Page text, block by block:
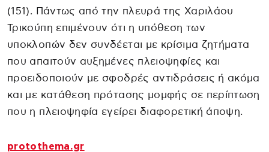
(151). Πάντως από την πλευρά της Χαριλάου
Τρικούπη επιμένουν ότι η υπόθεση των
υποκλοπών δεν συνδέεται με κρίσιμα ζητήματα
που απαιτούν αυξημένες πλειοψηφίες και
προειδοποιούν με σφοδρές αντιδράσεις ή ακόμα
και με κατάθεση πρότασης μομφής σε περίπτωση
που η πλειοψηφία εγείρει διαφορετική άποψη.
protothema.gr